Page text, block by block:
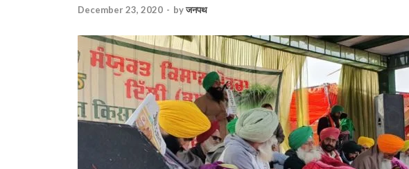
December 23, 2020 - byजनपथ